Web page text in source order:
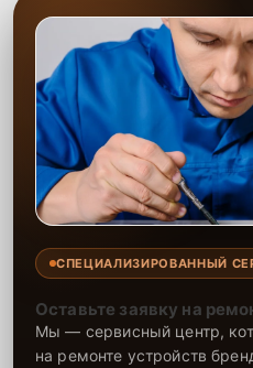
СПЕЦИАЛИЗИРОВАННЫЙ
Оставьте заявку на
Мы — сервисный центр,
на ремонте устройств